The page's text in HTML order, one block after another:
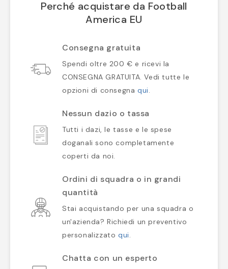
Perché acquistare da Football
America EU
Consegna gratuita
Spendi oltre 200 € e ricevi la
CONSEGNA GRATUITA. Vedi tutte le
opzioni di consegna qui.
Nessun dazio o tassa
Tutti i dazi, le tasse e le spese
doganali sono completamente
coperti da noi.
Ordini di squadra o in grandi
quantità
Stai acquistando per una squadra o
un'azienda? Richiedi un preventivo
personalizzato qui.
Chatta con un esperto